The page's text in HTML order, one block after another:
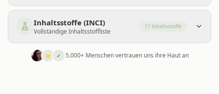
Inhaltsstoffe (INCI)
Vollständige Inhaltsstoffliste
17 Inhaltsstoffe
⭐ ✓ 5.000+ Menschen vertrauen uns ihre Haut an